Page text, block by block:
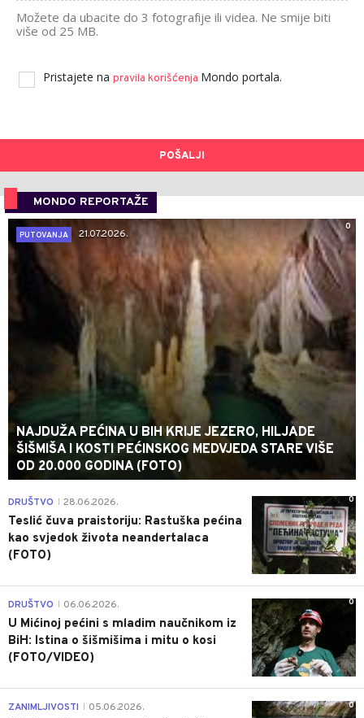
Možete da ubacite do 3 fotografije ili videa. Ne smije biti
više od 25 MB.
Pristajete na pravila korišćenja Mondo portala.
POŠALJI
MONDO REPORTAŽE
0
PUTOVANJA
21.07.2026.
NAJDUŽA PEĆINA U BIH KRIJE JEZERO, HILJADE
ŠIŠMIŠA I KOSTI PEĆINSKOG MEDVJEDA STARE VIŠE
OD 20.000 GODINA (FOTO)
0
DRUŠTVO 28.06.2026.
Teslić čuva praistoriju: Rastuška pećina
kao svjedok života neandertalaca
(FOTO)
0
DRUŠTVO 06.06.2026.
U Mićinoj pećini s mladim naučnikom iz
BiH: Istina o šišmišima i mitu o kosi
(FOTO/VIDEO)
0
ZANIMLJIVOSTI 05.06.2026.